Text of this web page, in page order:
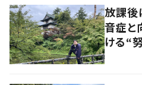
放課後
音症と
ける“